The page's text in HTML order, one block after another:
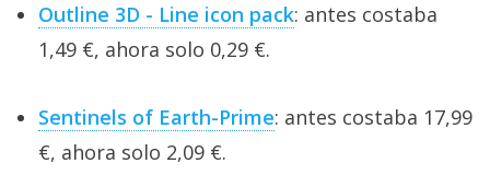
Outline 3D - Line icon pack: antes costaba
1,49 €, ahora solo 0,29 €.
Sentinels of Earth-Prime: antes costaba 17,99
€, ahora solo 2,09 €.